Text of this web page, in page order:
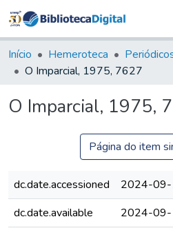
&
Tudo na
Digital
Início Hemeroteca
O Imparcial, 1975, 7627
O Imparcial, 1975,
Página do item
dc.date.accessioned
2024-09-
dc.date.available
2024-09-